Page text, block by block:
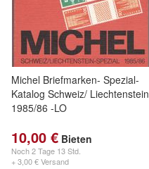
Michel Briefmarken- Spezial-
Katalog Schweiz/ Liechtenstein
1985/86 -LO
10,00 € Bieten
Noch2 Tage 13 Std.
+ 3,00 € Versand